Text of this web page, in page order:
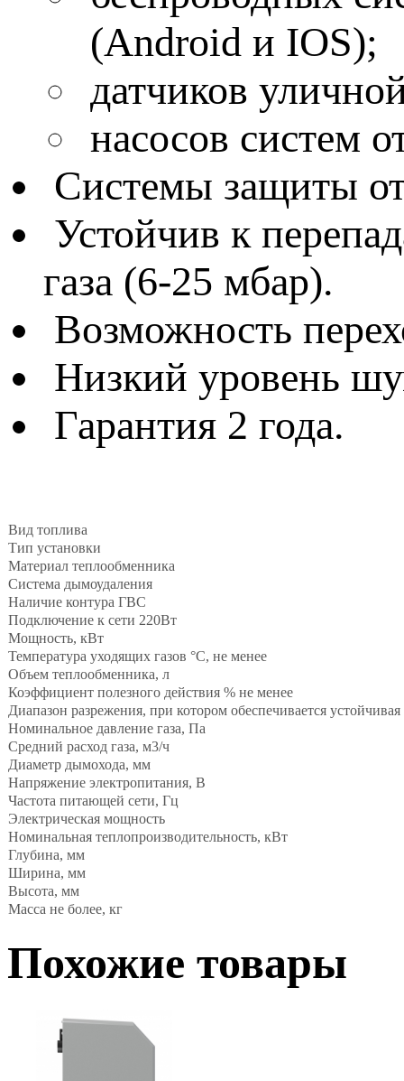
(Android и IOS);
датчиков
насосов систем
Системы защиты от
Устойчив к
газа (6-25 мбар).
Возможность
Низкий уровень
Гарантия 2 года.
Вид топлива
Тип установки
Материал теплообменника
Система дымоудаления
Наличие контура ГВС
Подключение к сети 220Вт
Мощность, кВт
Температура уходящих газов °С, не менее
Объем теплообменника, л
Коэффициент полезного действия % не менее
Диапазон разрежения, при котором обеспечивается
Номинальное давление газа, Па
Средний расход газа, м3/ч
Диаметр дымохода, мм
Напряжение электропитания, В
Частота питающей сети, Гц
Электрическая мощность
Номинальная теплопроизводительность, кВт
Глубина, мм
Ширина, мм
Высота, мм
Масса не более, кг
Похожие товары